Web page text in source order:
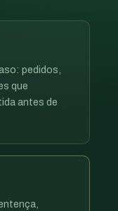
pedidos,
que
antes de